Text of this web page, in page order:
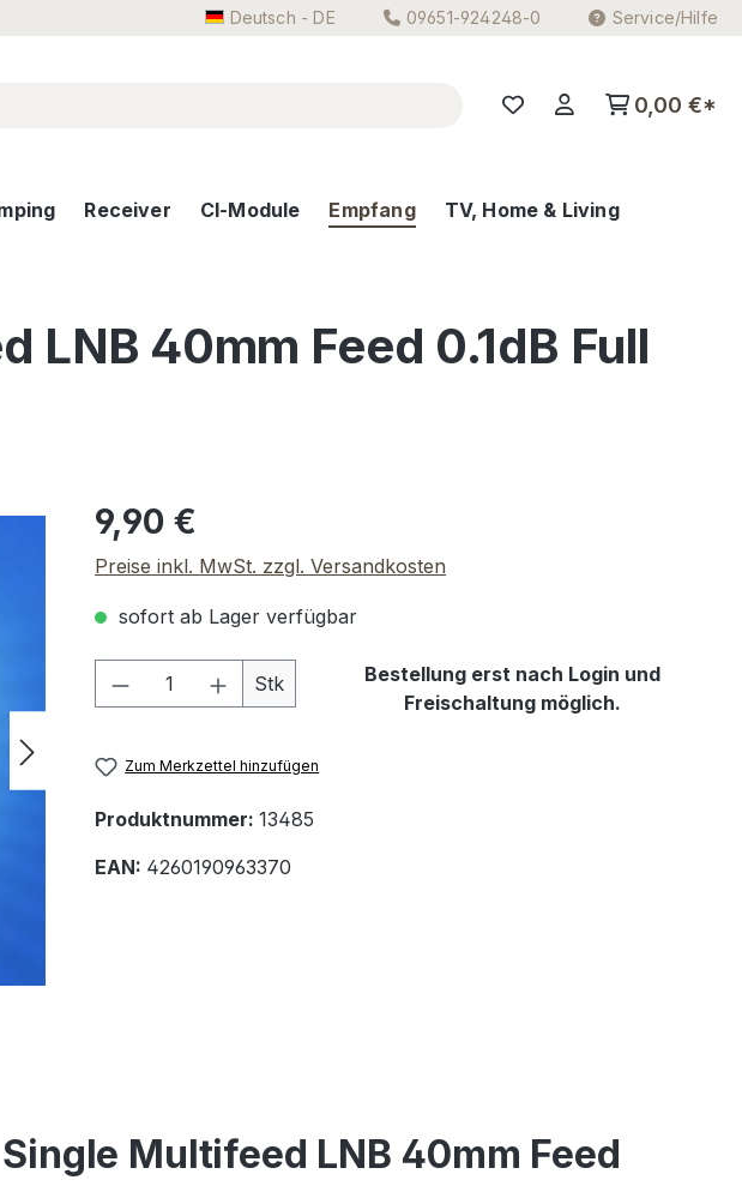
Deutsch - DE 09651-924248-0 Service/Hilfe
0,00 €*
Receiver CI-Module Empfang TV, Home & Living
LNB 40mm Feed 0.1dB Full
Regulärer Preis:
9,90 €
Preise inkl. MwSt. zzgl. Versandkosten
sofort ab Lager verfügbar
Produkt Anzahl: Gib den gewünschten Wert
Stk
Bestellung erst nach Login und
Freischaltung möglich.
Zum Merkzettel hinzufügen
Produktnummer: 13485
EAN: 4260190963370
Multifeed LNB 40mm Feed